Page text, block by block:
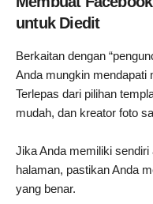
untuk Diedit
Berkaitan dengan
Anda mungkin mendapati
Terlepas dari pilihan
mudah, dan kreator foto
Jika Anda memiliki
halaman, pastikan Anda
yang benar.